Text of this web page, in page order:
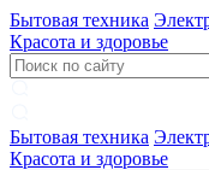
Бытовая техника
Красота и здоровье
Бытовая техника
Красота и здоровье